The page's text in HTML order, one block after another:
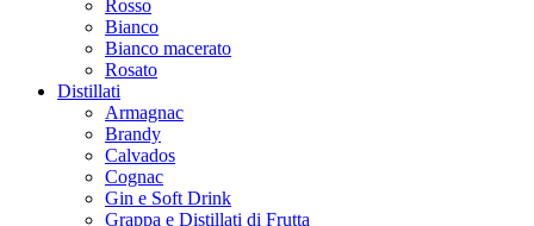
Rosso
Bianco
Bianco macerato
Rosato
Distillati
Armagnac
Brandy
Calvados
Cognac
Gin e Soft Drink
Grappa e Distillati di Frutta